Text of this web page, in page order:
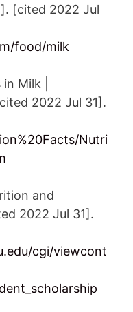
[cited 2022 Jul
food/milk
Milk |
2022 Jul 31].
Nutri
and
2022 Jul 31].
cgi/viewcont